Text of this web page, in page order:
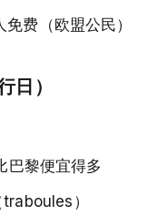
费（欧盟公民）
日）
巴黎便宜得多
）